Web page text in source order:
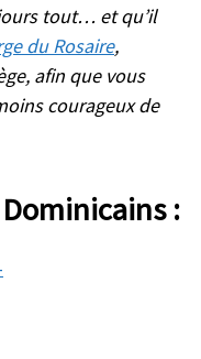
tout… et qu’il
du Rosaire,
afin que vous
courageux de
: